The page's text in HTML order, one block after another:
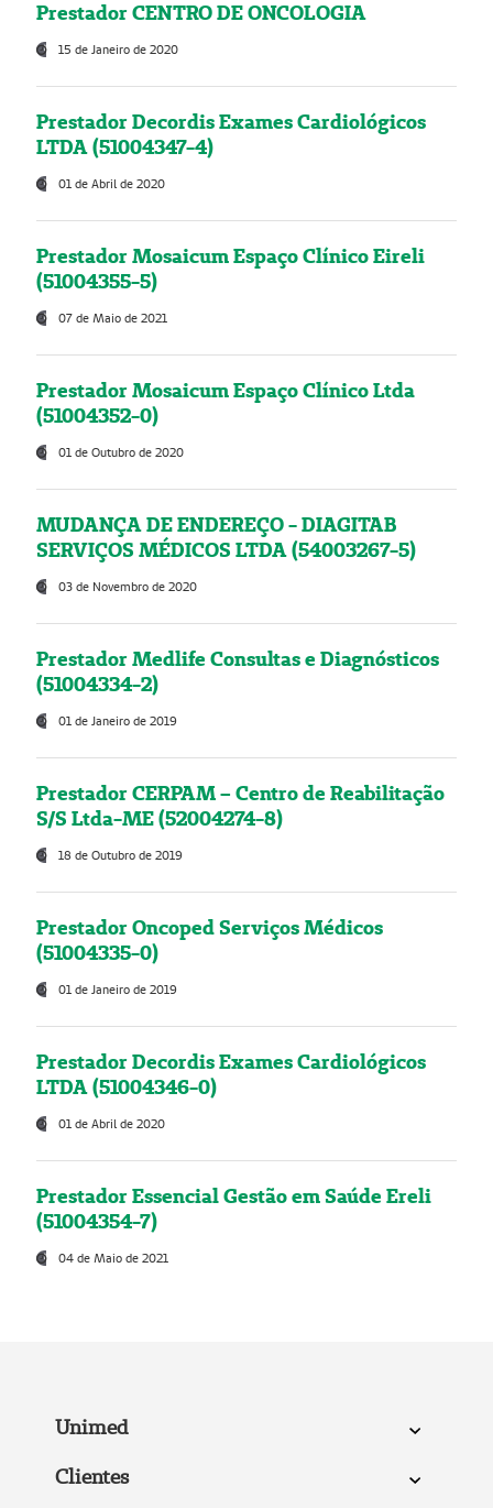
Prestador CENTRO DE ONCOLOGIA
15 de Janeiro de 2020
Prestador Decordis Exames Cardiológicos
LTDA (51004347-4)
01 de Abril de 2020
Prestador Mosaicum Espaço Clínico Eireli
(51004355-5)
07 de Maio de 2021
Prestador Mosaicum Espaço Clínico Ltda
(51004352-0)
01 de Outubro de 2020
MUDANÇA DE ENDEREÇO - DIAGITAB
SERVIÇOS MÉDICOS LTDA (54003267-5)
03 de Novembro de 2020
Prestador Medlife Consultas e Diagnósticos
(51004334-2)
01 de Janeiro de 2019
Prestador CERPAM – Centro de Reabilitação
S/S Ltda-ME (52004274-8)
18 de Outubro de 2019
Prestador Oncoped Serviços Médicos
(51004335-0)
01 de Janeiro de 2019
Prestador Decordis Exames Cardiológicos
LTDA (51004346-0)
01 de Abril de 2020
Prestador Essencial Gestão em Saúde Ereli
(51004354-7)
04 de Maio de 2021
Unimed
Clientes